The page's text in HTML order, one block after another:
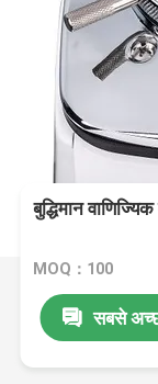
बुद्धिमान
MOQ：100
सबसे